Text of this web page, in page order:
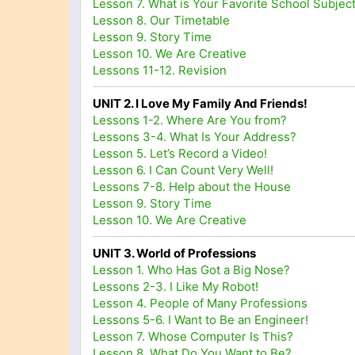
Lesson 7. What is Your Favorite School
Lesson 8. Our Timetable
Lesson 9. Story Time
Lesson 10. We Are Creative
Lessons 11-12. Revision
UNIT 2. I Love My Family And Friends!
Lessons 1-2. Where Are You from?
Lessons 3-4. What Is Your Address?
Lesson 5. Let’s Record a Video!
Lesson 6. I Can Count Very Well!
Lessons 7-8. Help about the House
Lesson 9. Story Time
Lesson 10. We Are Creative
UNIT 3. World of Professions
Lesson 1. Who Has Got a Big Nose?
Lessons 2-3. I Like My Robot!
Lesson 4. People of Many Professions
Lessons 5-6. I Want to Be an Engineer!
Lesson 7. Whose Computer Is This?